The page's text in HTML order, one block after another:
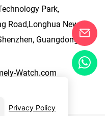
Park,
Road,Longhua New
Guangdong,
Watch.com
Privacy Policy